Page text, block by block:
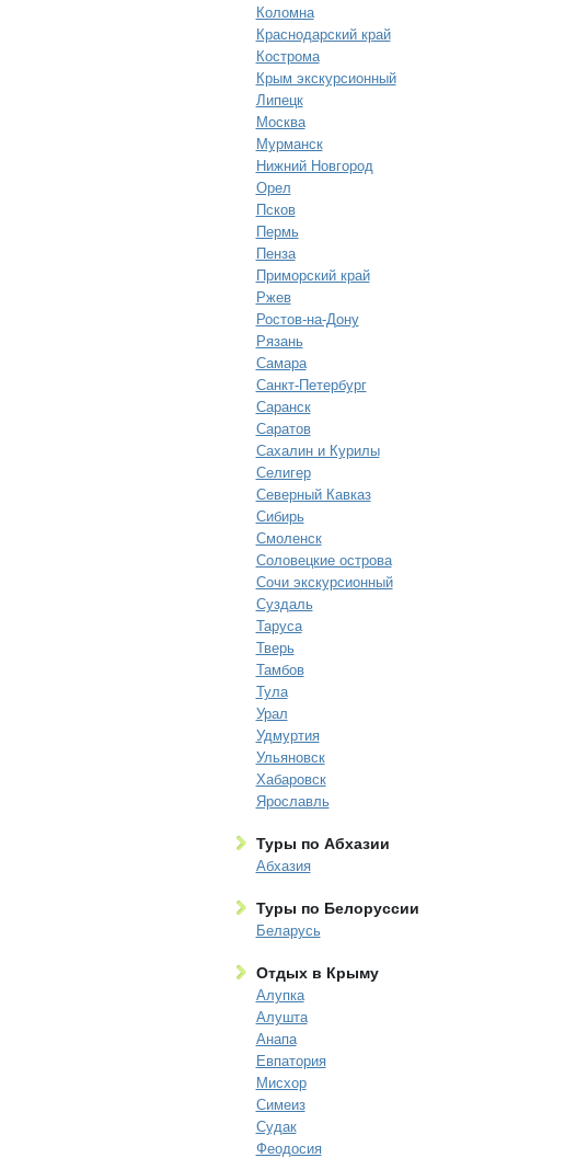
Коломна
Краснодарский край
Кострома
Крым экскурсионный
Липецк
Москва
Мурманск
Нижний Новгород
Орел
Псков
Пермь
Пенза
Приморский край
Ржев
Ростов-на-Дону
Рязань
Самара
Санкт-Петербург
Саранск
Саратов
Сахалин и Курилы
Селигер
Северный Кавказ
Сибирь
Смоленск
Соловецкие острова
Сочи экскурсионный
Суздаль
Таруса
Тверь
Тамбов
Тула
Урал
Удмуртия
Ульяновск
Хабаровск
Ярославль
Туры по Абхазии
Абхазия
Туры по Белоруссии
Беларусь
Отдых в Крыму
Алупка
Алушта
Анапа
Евпатория
Мисхор
Симеиз
Судак
Феодосия